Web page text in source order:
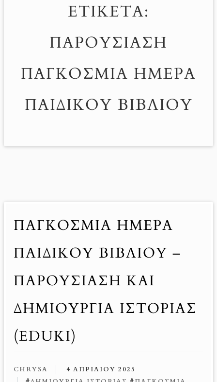
ΕΤΙΚΈΤΑ:
ΠΑΡΟΥΣΊΑΣΗ
ΠΑΓΚΌΣΜΙΑ ΗΜΈΡΑ
ΠΑΙΔΙΚΟΎ ΒΙΒΛΊΟΥ
ΠΑΓΚΌΣΜΙΑ ΗΜΈΡΑ
ΠΑΙΔΙΚΟΎ ΒΙΒΛΊΟΥ –
ΠΑΡΟΥΣΊΑΣΗ ΚΑΙ
ΔΗΜΙΟΥΡΓΊΑ ΙΣΤΟΡΊΑΣ
(EDUKI)
CHRYSA
4 ΑΠΡΙΛΊΟΥ 2025